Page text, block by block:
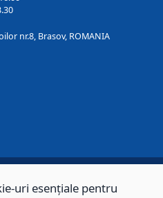
nr.8, Brasov, ROMANIA
uri esențiale pentru